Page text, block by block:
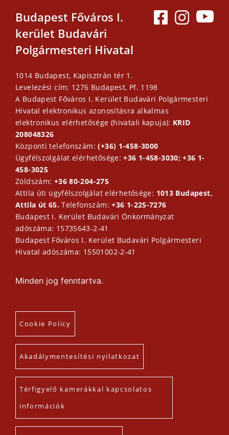
Budapest Főváros I.
kerület Budavári
Polgármesteri Hivatal
1014 Budapest, Kapisztrán tér 1.
Levelezési cím: 1276 Budapest, Pf. 1198
A Budapest Főváros I. Kerület Budavári Polgármesteri
Hivatal elektronikus azonosításra alkalmas
elektronikus elérhetősége (hivatali kapuja): KRID
208048326
Központi telefonszám:(+36) 1-458-3000
Ügyfélszolgálat elérhetősége:+36 1-458-3030; +36 1-
458-3025
Zöldszám: +36 80-204-275
Attila úti ügyfélszolgálat elérhetősége: 1013 Budapest,
Attila út 65.Telefonszám:+36 1-225-7276
Budapest I. Kerület Budavári Önkormányzat
adószáma: 15735643-2-41
Budapest Főváros I. Kerület Budavári Polgármesteri
Hivatal adószáma: 15501002-2-41
Minden jog fenntartva.
Cookie Policy
Akadálymentesítési nyilatkozat
Térfigyelő kamerákkal kapcsolatos
információk